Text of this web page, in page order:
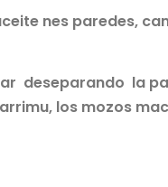
nes paredes,
deseparando la
los mozos